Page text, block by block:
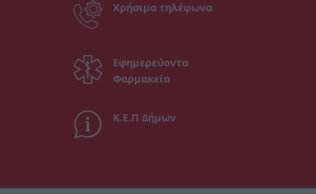
Χρήσιμα τηλέφωνα
Εφημερεύοντα
Φαρμακεία
Κ.Ε.Π Δήμων